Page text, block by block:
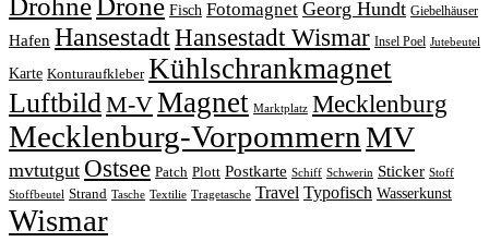
Drone Fisch Fotomagnet Georg Hundt Giebelhäuser
Hafen HansestadtHansestadt Wismar Insel Poel Jutebeutel
Karte Konturaufkleber Kühlschrankmagnet
LuftbildM-VMagnet Marktplatz Mecklenburg
Mecklenburg-VorpommernMV
mvtutgut Ostsee Patch Plott Postkarte Schiff Schwerin Sticker Stoff
Stoffbeutel Strand Tasche Textilie Tragetasche Travel Typofisch Wasserkunst
Wismar